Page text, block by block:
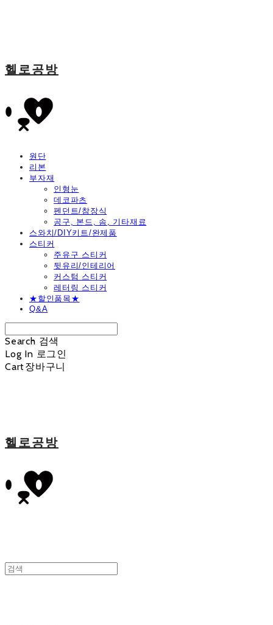
헬로공방
원단
리본
부자재
인형눈
데코파츠
펜던트/참장식
공구, 본드, 솜, 기타재료
스와치/DIY키트/완제품
스티커
주유구 스티커
뒷유리/인테리어
커스텀 스티커
레터링 스티커
★할인품목★
Q&A
Search 검색
Log In 로그인
Cart장바구니
헬로공방